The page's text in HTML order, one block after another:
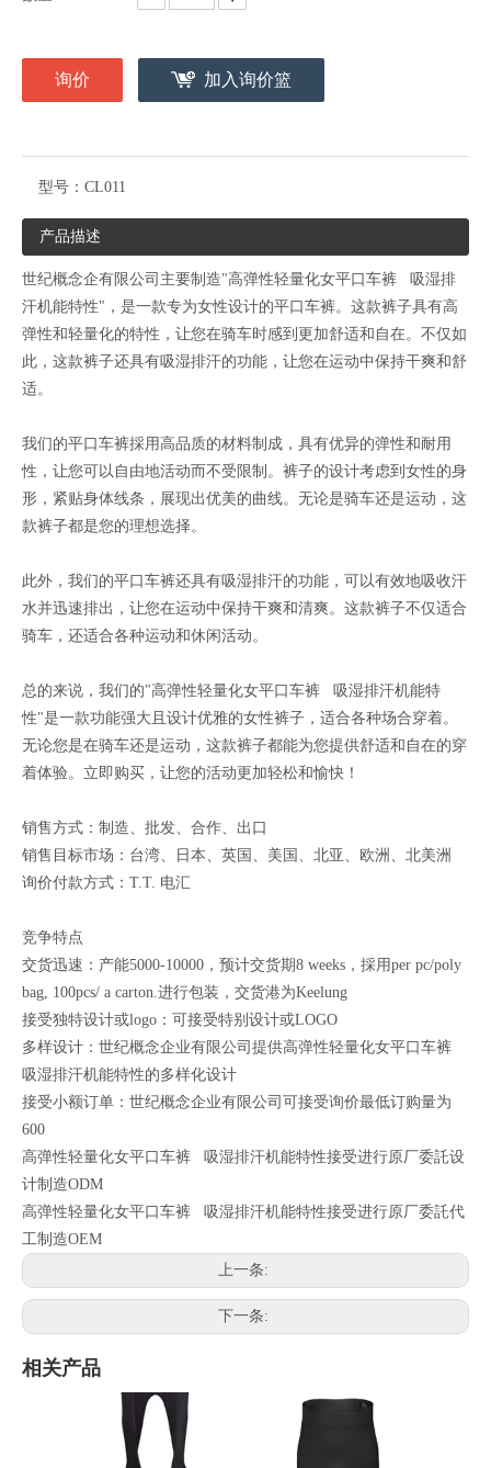
询价 加入询价篮
型号： CL011
产品描述
世纪概念企有限公司主要制造"高弹性轻量化女平口车裤 吸湿排
汗机能特性"，是一款专为女性设计的平口车裤。这款裤子具有高
弹性和轻量化的特性，让您在骑车时感到更加舒适和自在。不仅如
此，这款裤子还具有吸湿排汗的功能，让您在运动中保持干爽和舒
适。
我们的平口车裤採用高品质的材料制成，具有优异的弹性和耐用
性，让您可以自由地活动而不受限制。裤子的设计考虑到女性的身
形，紧贴身体线条，展现出优美的曲线。无论是骑车还是运动，这
款裤子都是您的理想选择。
此外，我们的平口车裤还具有吸湿排汗的功能，可以有效地吸收汗
水并迅速排出，让您在运动中保持干爽和清爽。这款裤子不仅适合
骑车，还适合各种运动和休闲活动。
总的来说，我们的"高弹性轻量化女平口车裤 吸湿排汗机能特
性"是一款功能强大且设计优雅的女性裤子，适合各种场合穿着。
无论您是在骑车还是运动，这款裤子都能为您提供舒适和自在的穿
着体验。立即购买，让您的活动更加轻松和愉快！
销售方式：制造、批发、合作、出口
销售目标市场：台湾、日本、英国、美国、北亚、欧洲、北美洲
询价付款方式：T.T. 电汇
竞争特点
交货迅速：产能5000-10000，预计交货期8 weeks，採用per pc/poly
bag, 100pcs/ a carton.进行包装，交货港为Keelung
接受独特设计或logo：可接受特别设计或LOGO
多样设计：世纪概念企业有限公司提供高弹性轻量化女平口车裤
吸湿排汗机能特性的多样化设计
接受小额订单：世纪概念企业有限公司可接受询价最低订购量为
600
高弹性轻量化女平口车裤 吸湿排汗机能特性接受进行原厂委託设
计制造ODM
高弹性轻量化女平口车裤 吸湿排汗机能特性接受进行原厂委託代
工制造OEM
上一条:
下一条:
相关产品